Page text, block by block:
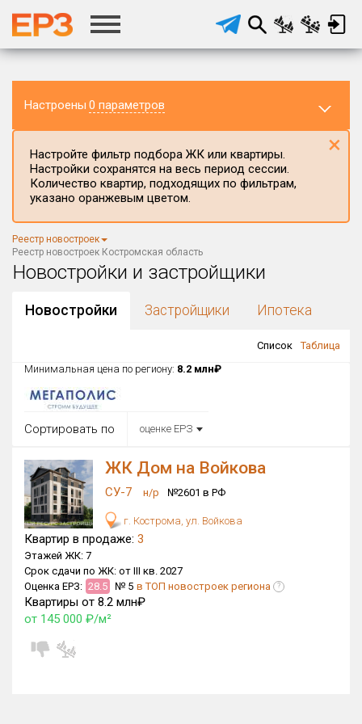
Настроены 0 параметров
Регион ЖК
Костромская область
Район в регионе
Все
Все
Район в городе
Цена
от
Общая площадь, м²
от
Срок сдачи
от
Настройте фильтр подбора ЖК или квартиры.
Настройки сохранятся на весь период сессии.
Количество квартир, подходящих по фильтрам,
указано оранжевым цветом.
×
Реестр новостроек
Реестр новостроек Костромская область
Новостройки и застройщики
Новостройки Застройщики Ипотека
Список
Таблица
Минимальная цена по региону: 8.2 млн₽
Сортировать по оценке ЕРЗ
ЖК Дом на Войкова
СУ-7 н/р №2601 в РФ
г. Кострома, ул. Войкова
Квартир в продаже: 3
Этажей ЖК: 7
Срок сдачи по ЖК: от III кв. 2027
Оценка ЕРЗ: 28.5 № 5 в ТОП новостроек региона ?
Квартиры от 8.2 млн₽
от 145 000 ₽/м²